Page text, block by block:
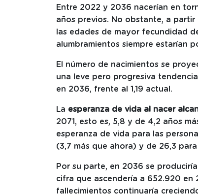
Entre 2022 y 2036 nacerían en
años previos. No obstante, a
las edades de mayor fecundidad
alumbramientos siempre estarían
El número de nacimientos se
una leve pero progresiva
en 2036, frente al 1,19 actual.
La esperanza de vida al nacer
2071, esto es, 5,8 y de 4,2 años
esperanza de vida para las
(3,7 más que ahora) y de 26,3
Por su parte, en 2036 se
cifra que ascendería a 652.920 en
fallecimientos continuaría